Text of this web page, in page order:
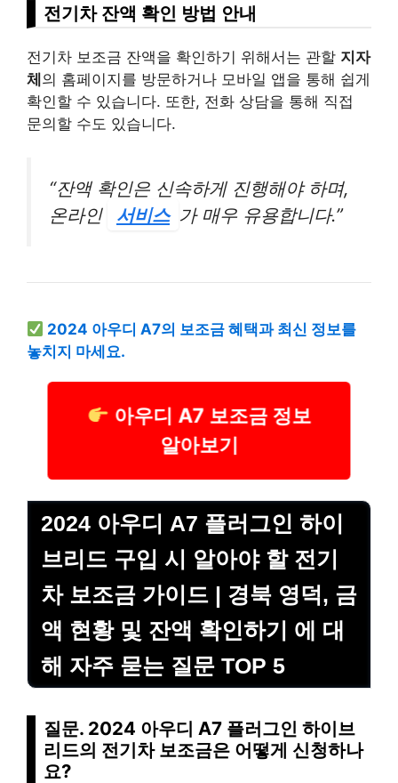
전기차 잔액 확인 방법 안내
전기차 보조금 잔액을 확인하기 위해서는 관할 지자
체의 홈페이지를 방문하거나 모바일 앱을 통해 쉽게
확인할 수 있습니다. 또한, 전화 상담을 통해 직접
문의할 수도 있습니다.
“잔액 확인은 신속하게 진행해야 하며,
온라인
서비스 가 매우 유용합니다.”
2024 아우디 A7의 보조금 혜택과 최신 정보를
놓치지 마세요.
아우디 A7 보조금 정보
알아보기
2024 아우디 A7 플러그인 하이
브리드 구입 시 알아야 할 전기
차 보조금 가이드 | 경북 영덕, 금
액 현황 및 잔액 확인하기 에 대
해 자주 묻는 질문 TOP 5
질문. 2024 아우디 A7 플러그인 하이브
리드의 전기차 보조금은 어떻게 신청하나
요?